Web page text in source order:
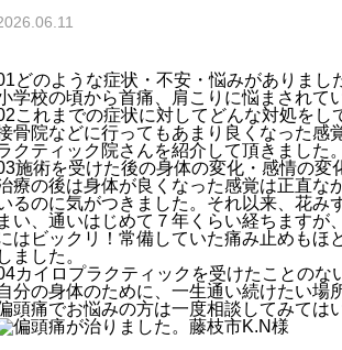
どのような症状・不安・悩みがありまし
学校の頃から首痛、肩こりに悩まされて
これまでの症状に対してどんな対処をし
骨院などに行ってもあまり良くなった感
クティック院さんを紹介して頂きました。
施術を受けた後の身体の変化・感情の変
療の後は身体が良くなった感覚は正直な
るのに気がつきました。それ以来、花み
まい、通いはじめて７年くらい経ちます
はビックリ！常備していた痛み止めもほ
しました。
カイロプラクティックを受けたことの
分の身体のために、一生通い続けたい場
頭痛でお悩みの方は一度相談してみては